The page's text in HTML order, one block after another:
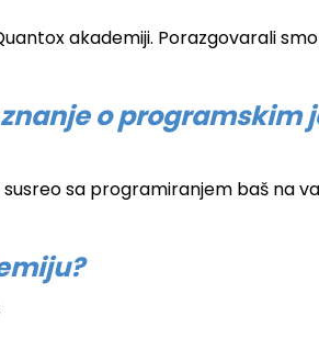
akademiji. Porazgovarali
o
sa programiranjem baš na